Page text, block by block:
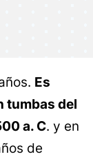
Es
tumbas del
a. C. y en
de